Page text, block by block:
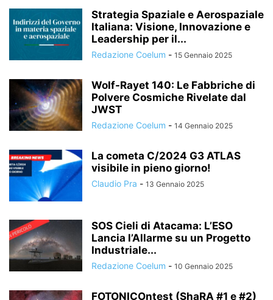
Strategia Spaziale e Aerospaziale
Italiana: Visione, Innovazione e
Leadership per il...
Redazione Coelum - 15 Gennaio 2025
Wolf-Rayet 140: Le Fabbriche di
Polvere Cosmiche Rivelate dal
JWST
Redazione Coelum - 14 Gennaio 2025
La cometa C/2024 G3 ATLAS
visibile in pieno giorno!
Claudio Pra - 13 Gennaio 2025
SOS Cieli di Atacama: L’ESO
Lancia l’Allarme su un Progetto
Industriale...
Redazione Coelum - 10 Gennaio 2025
FOTONICOntest (ShaRA #1 e #2)